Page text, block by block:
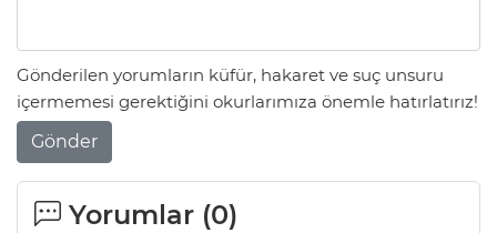
Gönderilen yorumların küfür, hakaret ve suç unsuru
içermemesi gerektiğini okurlarımıza önemle hatırlatırız!
Gönder
Yorumlar (0)